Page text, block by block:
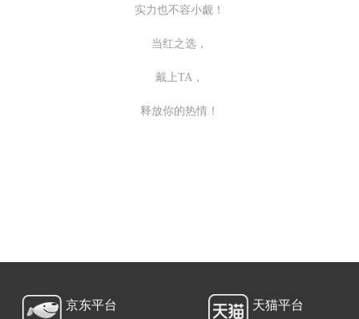
实力也不容小觑！
当红之选，
戴上TA，
释放你的热情！
京东平台 天猫平台